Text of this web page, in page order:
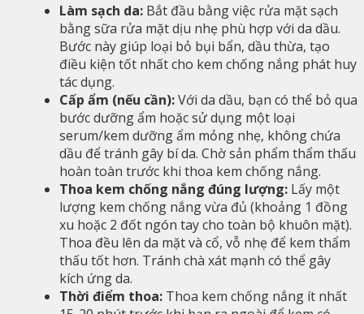
Làm sạch da: Bắt đầu bằng việc rửa mặt sạch
bằng sữa rửa mặt dịu nhẹ phù hợp với da dầu.
Bước này giúp loại bỏ bụi bẩn, dầu thừa, tạo
điều kiện tốt nhất cho kem chống nắng phát huy
tác dụng.
Cấp ẩm (nếu cần):Với da dầu, bạn có thể bỏ qua
bước dưỡng ẩm hoặc sử dụng một loại
serum/kem dưỡng ẩm mỏng nhẹ, không chứa
dầu để tránh gây bí da. Chờ sản phẩm thẩm thấu
hoàn toàn trước khi thoa kem chống nắng.
Thoa kem chống nắng đúng lượng: Lấy một
lượng kem chống nắng vừa đủ (khoảng 1 đồng
xu hoặc 2 đốt ngón tay cho toàn bộ khuôn mặt).
Thoa đều lên da mặt và cổ, vỗ nhẹ để kem thẩm
thấu tốt hơn. Tránh chà xát mạnh có thể gây
kích ứng da.
Thời điểm thoa: Thoa kem chống nắng ít nhất